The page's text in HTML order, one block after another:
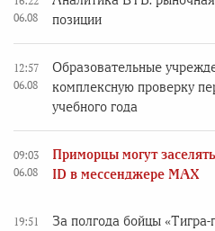
06.08
позиции
12:57
06.08
Образовательные
комплексную проверку
учебного года
09:03
06.08
Приморцы могут
ID в мессенджере MAX
19:51
За полгода бойцы